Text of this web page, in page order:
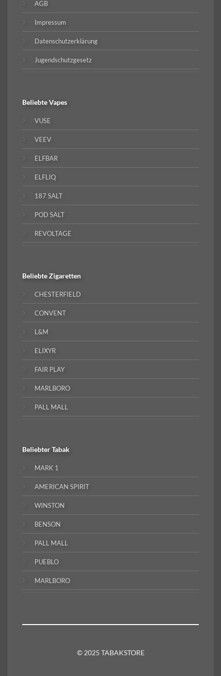
AGB
Impressum
Datenschutzerklärung
Jugendschutzgesetz
BeliebteVapes
VUSE
VEEV
ELFBAR
ELFLIQ
187 SALT
POD SALT
REVOLTAGE
BeliebteZigaretten
CHESTERFIELD
CONVENT
L&M
ELIXYR
FAIR PLAY
MARLBORO
PALL MALL
BeliebterTabak
MARK 1
AMERICAN SPIRIT
WINSTON
BENSON
PALL MALL
PUEBLO
MARLBORO
© 2025 TABAKSTORE